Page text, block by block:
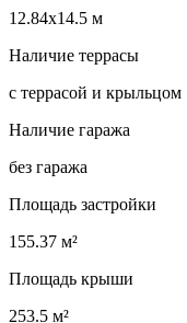
12.84х14.5 м
Наличие террасы
с террасой и крыльцом
Наличие гаража
без гаража
Площадь застройки
155.37 м²
Площадь крыши
253.5 м²